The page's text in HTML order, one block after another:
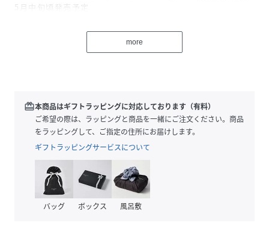
5月中旬頃発売予定
シーズン気分を盛り上げる「ひまわり」モチーフをキラキラ
のビジューで表現したタンクトップ。
浅めのスクエアは、屈んでもインナーの見えにくい安心設
計。ジャケットINにも使える1着です。
※手洗い可能です。
【スタッフコメント】
ひまわりモチーフのビジューが華やかなアクセントになるタ
ンクトップです。
more
redeem本商品はギフトラッピングに対応しております（有料）
ご希望の際は、ラッピングと商品を一緒にご注文ください。商品
をラッピングして、ご指定の住所にお届けします。
ギフトラッピングサービスについて
バッグ ボックス 風呂敷